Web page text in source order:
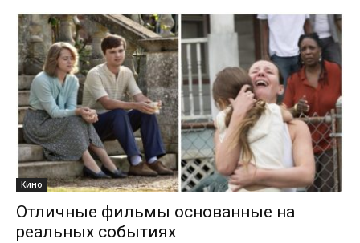
Кино
Отличные фильмы основанные на
реальных событиях